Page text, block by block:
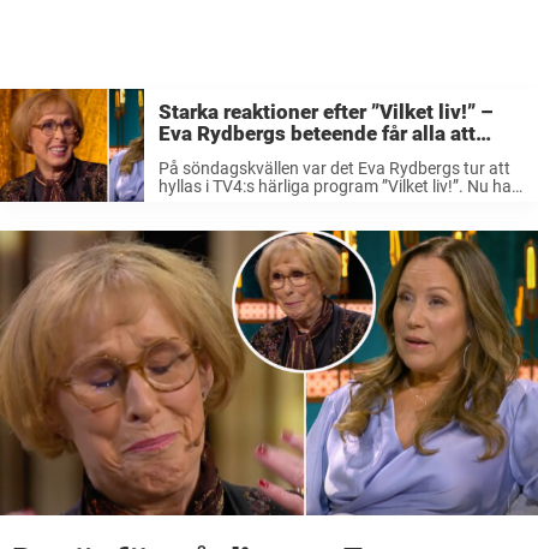
Starka reaktioner efter ”Vilket liv!” –
Eva Rydbergs beteende får alla att
säga samma sak: ”Hon är ju så…”
På söndagskvällen var det Eva Rydbergs tur att
hyllas i TV4:s härliga program ”Vilket liv!”. Nu har
stora svenska ...